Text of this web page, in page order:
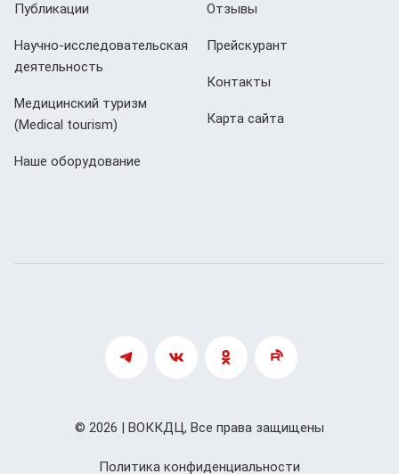
Публикации
Научно-исследовательская
деятельность
Медицинский туризм
(Мedical tourism)
Наше оборудование
Отзывы
Прейскурант
Контакты
Карта сайта
Политика конфиденциальности
© 2026 | ВОККДЦ, Все права защищены